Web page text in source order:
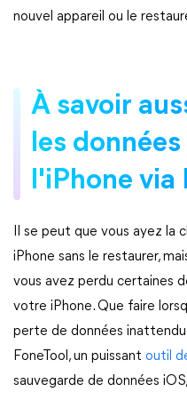
nouvel appareil ou le
À savoir
les
l'iPhone via
Il se peut que vous ayez la
iPhone sans le restaurer,
vous avez perdu certaines
votre iPhone. Que faire
perte de données
FoneTool, un puissant outil
sauvegarde de données